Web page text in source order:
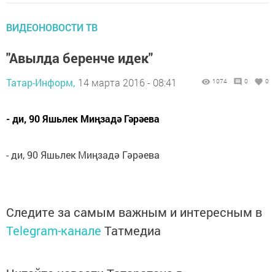
ВИДЕОНОВОСТИ ТВ
"Авылда беренче идек"
Татар-Информ, 14 марта 2016 - 08:41 1074 0 0
- ди, 90 Яшьлек Миңзадә Гәрәева
- ди, 90 Яшьлек Миңзадә Гәрәева
Следите за самым важным и интересным в
Telegram-канале Татмедиа